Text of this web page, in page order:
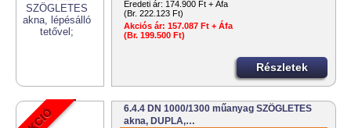
Eredeti ár: 174.900 Ft + Áfa
(Br. 222.123 Ft)
Akciós ár: 157.087 Ft + Áfa
(Br. 199.500 Ft)
Részletek
6.4.4 DN 1000/1300 műanyag SZÖGLETES
akna, DUPLA,…